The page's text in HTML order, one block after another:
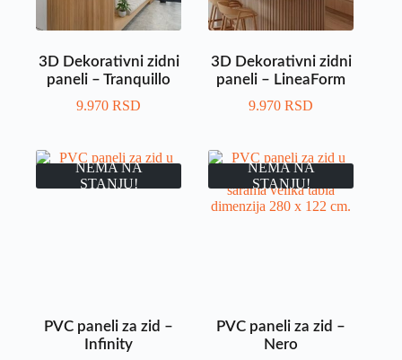
3D Dekorativni zidni
paneli – Tranquillo
9.970RSD
3D Dekorativni zidni
paneli – LineaForm
9.970RSD
NEMA NA
STANJU!
PVC paneli za zid –
Infinity
NEMA NA
STANJU!
PVC paneli za zid –
Nero